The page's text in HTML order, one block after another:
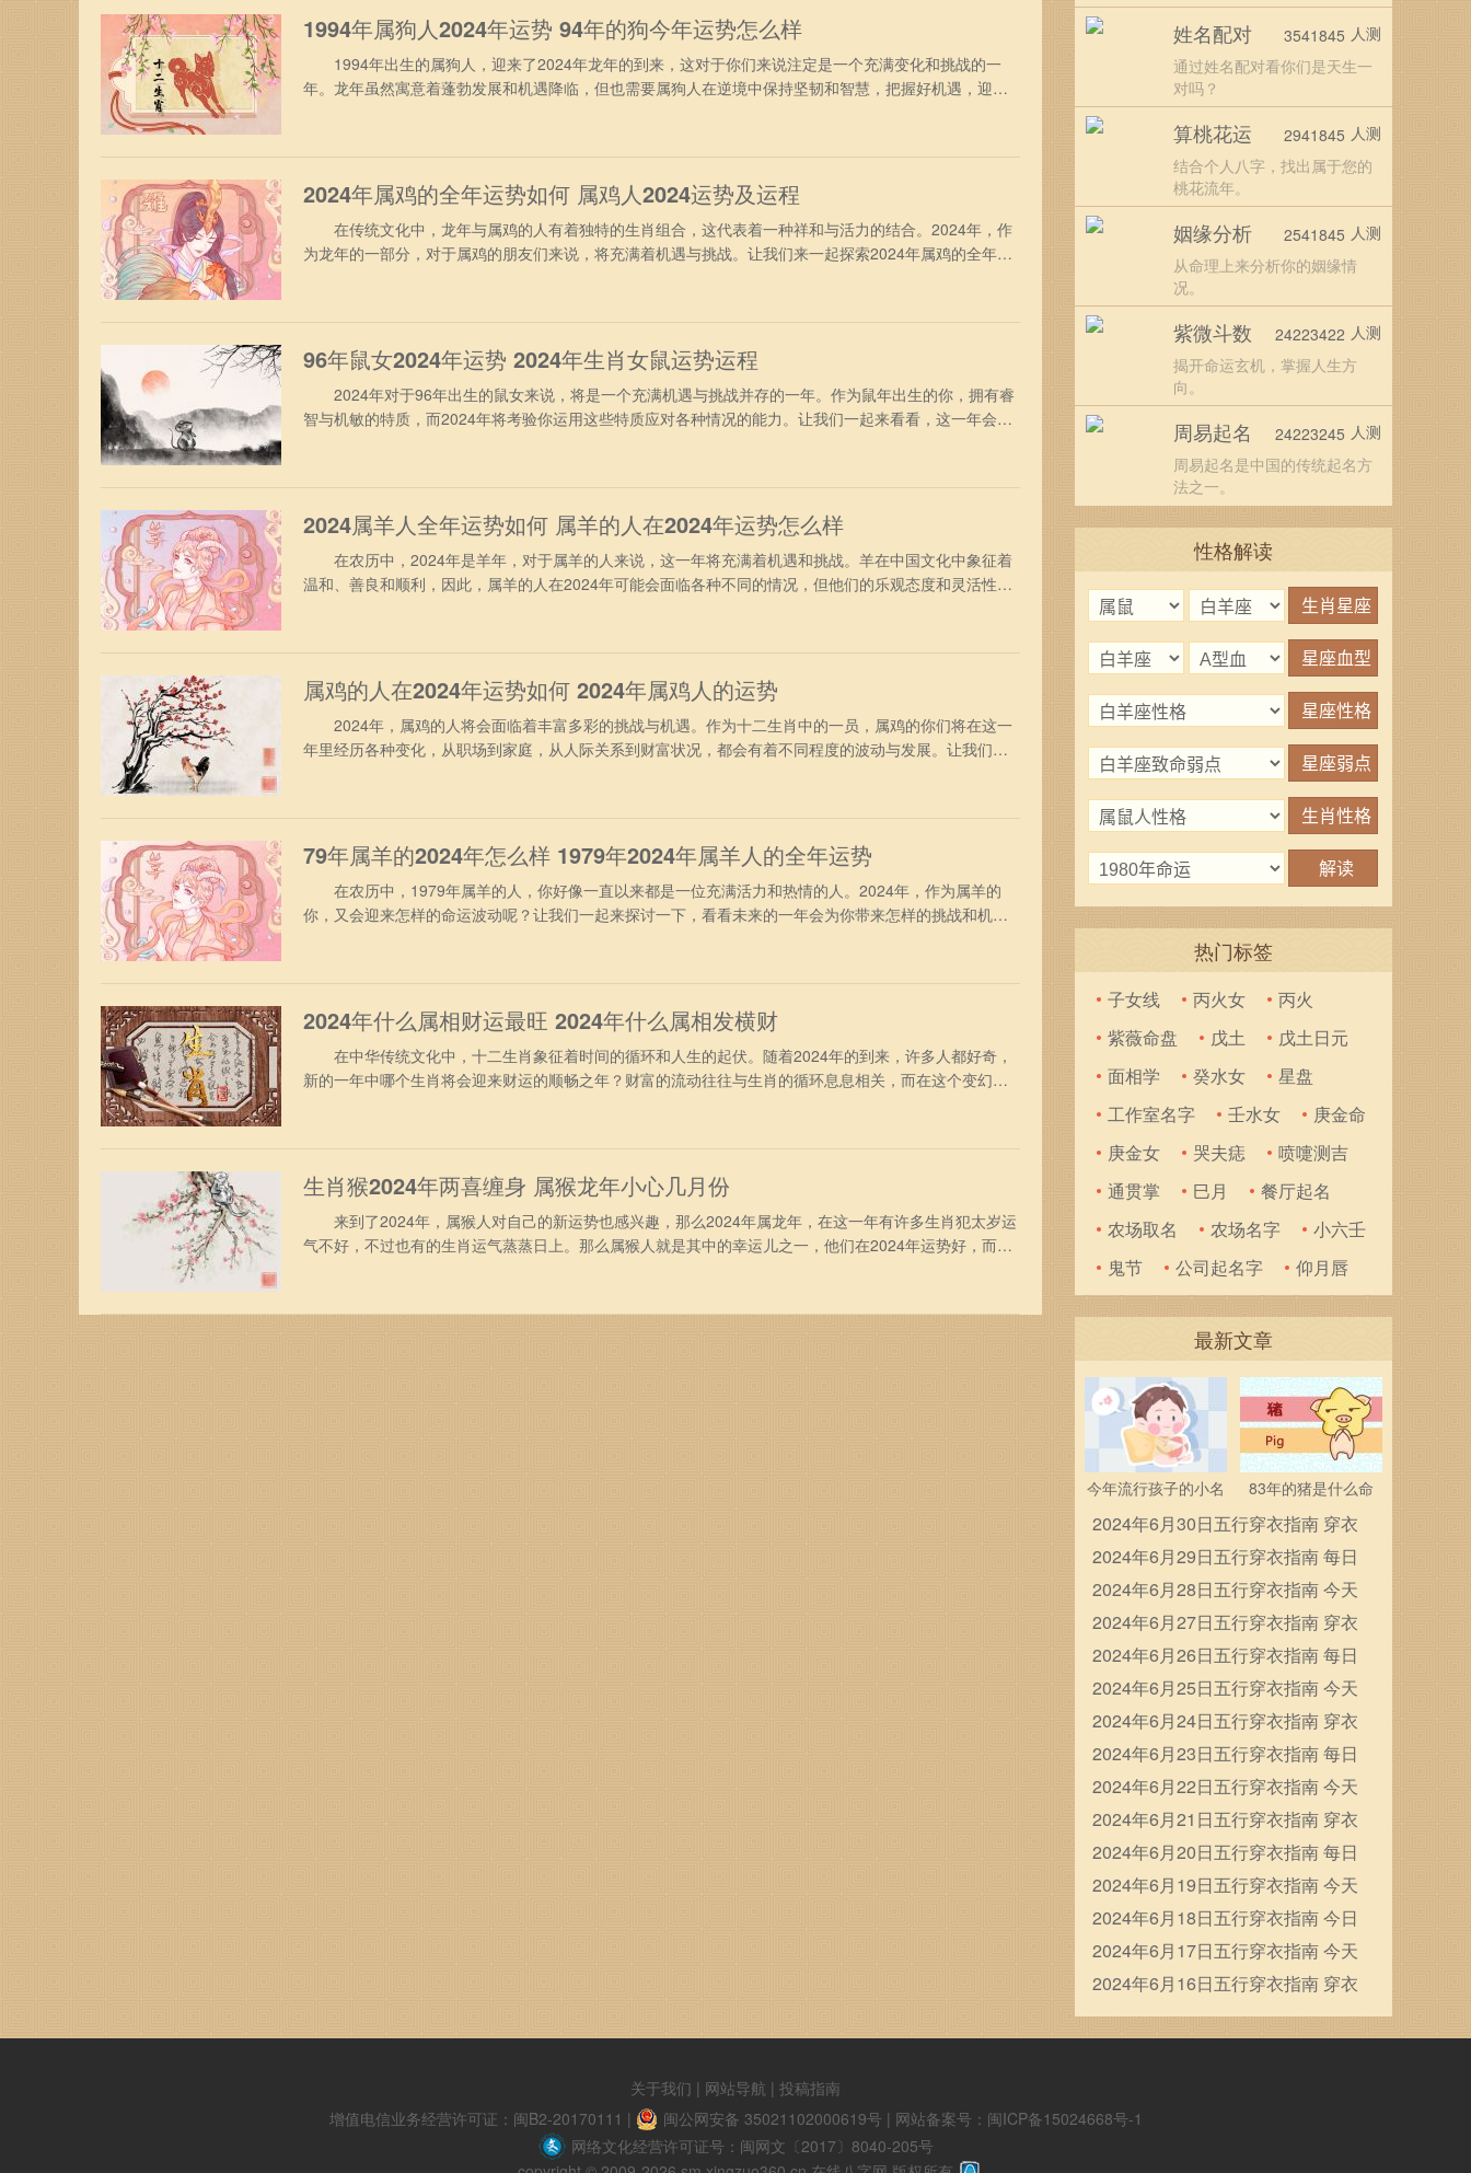
1994年属狗人2024年运势 94年的狗今年运势怎么样
1994年出生的属狗人，迎来了2024年龙年的到来，这对于你们来说注定是一个充满变化和挑战的一
年。龙年虽然寓意着蓬勃发展和机遇降临，但也需要属狗人在逆境中保持坚韧和智慧，把握好机遇，迎接
2024年属鸡的全年运势如何 属鸡人2024运势及运程
在传统文化中，龙年与属鸡的人有着独特的生肖组合，这代表着一种祥和与活力的结合。2024年，作
为龙年的一部分，对于属鸡的朋友们来说，将充满着机遇与挑战。让我们来一起探索2024年属鸡的全年运
96年鼠女2024年运势 2024年生肖女鼠运势运程
2024年对于96年出生的鼠女来说，将是一个充满机遇与挑战并存的一年。作为鼠年出生的你，拥有睿
智与机敏的特质，而2024年将考验你运用这些特质应对各种情况的能力。让我们一起来看看，这一年会为
2024属羊人全年运势如何 属羊的人在2024年运势怎么样
在农历中，2024年是羊年，对于属羊的人来说，这一年将充满着机遇和挑战。羊在中国文化中象征着
温和、善良和顺利，因此，属羊的人在2024年可能会面临各种不同的情况，但他们的乐观态度和灵活性将
属鸡的人在2024年运势如何 2024年属鸡人的运势
2024年，属鸡的人将会面临着丰富多彩的挑战与机遇。作为十二生肖中的一员，属鸡的你们将在这一
年里经历各种变化，从职场到家庭，从人际关系到财富状况，都会有着不同程度的波动与发展。让我们一
79年属羊的2024年怎么样 1979年2024年属羊人的全年运势
在农历中，1979年属羊的人，你好像一直以来都是一位充满活力和热情的人。2024年，作为属羊的
你，又会迎来怎样的命运波动呢？让我们一起来探讨一下，看看未来的一年会为你带来怎样的挑战和机
2024年什么属相财运最旺 2024年什么属相发横财
在中华传统文化中，十二生肖象征着时间的循环和人生的起伏。随着2024年的到来，许多人都好奇，
新的一年中哪个生肖将会迎来财运的顺畅之年？财富的流动往往与生肖的循环息息相关，而在这个变幻莫
生肖猴2024年两喜缠身 属猴龙年小心几月份
来到了2024年，属猴人对自己的新运势也感兴趣，那么2024年属龙年，在这一年有许多生肖犯太岁运
气不好，不过也有的生肖运气蒸蒸日上。那么属猴人就是其中的幸运儿之一，他们在2024年运势好，而且
升职加薪或者是意外的小财富。不管
姓名配对
通过姓名配对看你们是天生一
对吗？
3541845 人测
算桃花运
结合个人八字，找出属于您的
桃花流年。
2941845 人测
姻缘分析
从命理上来分析你的姻缘情
况。
2541845 人测
紫微斗数
揭开命运玄机，掌握人生方
向。
24223422 人测
周易起名
周易起名是中国的传统起名方
法之一。
24223245 人测
性格解读
热门标签
子女线 丙火女
丙火
紫薇命盘
戊土
戊土日元
面相学
癸水女
星盘
工作室名字
壬水女
庚金命
庚金女
哭夫痣
喷嚏测吉
通贯掌
巳月
餐厅起名
农场取名
农场名字
小六壬
鬼节
公司起名字 仰月唇
最新文章
今年流行孩子的小名 83年的猪是什么命
2024年6月30日五行穿衣指南 穿衣
五行色搭配
2024年6月29日五行穿衣指南 每日
穿衣五行颜色运势
2024年6月28日五行穿衣指南 今天
穿衣颜色是什么查询
2024年6月27日五行穿衣指南 穿衣
五行色搭配
2024年6月26日五行穿衣指南 每日
穿衣五行颜色运势
2024年6月25日五行穿衣指南 今天
穿衣颜色是什么查询
2024年6月24日五行穿衣指南 穿衣
五行色搭配
2024年6月23日五行穿衣指南 每日
穿衣五行颜色运势
2024年6月22日五行穿衣指南 今天
穿衣颜色是什么查询
2024年6月21日五行穿衣指南 穿衣
五行色搭配
2024年6月20日五行穿衣指南 每日
穿衣五行颜色运势
2024年6月19日五行穿衣指南 今天
穿衣颜色是什么查询
2024年6月18日五行穿衣指南 今日
幸运颜色是什么
2024年6月17日五行穿衣指南 今天
穿衣颜色是什么查询
2024年6月16日五行穿衣指南 穿衣
五行色搭配
关于我们 | 网站导航 | 投稿指南
增值电信业务经营许可证：闽B2-20170111 | 闽公网安备 35021102000619号 | 网站备案号：闽ICP备15024668号-1
网络文化经营许可证号：闽网文〔2017〕8040-205号